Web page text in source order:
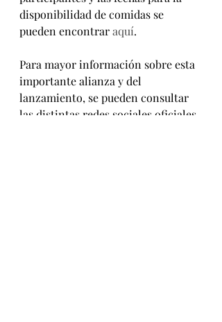
disponibilidad de comidas se
pueden encontrar aquí.
Para mayor información sobre esta
importante alianza y del
lanzamiento, se pueden consultar
las distintas redes sociales oficiales